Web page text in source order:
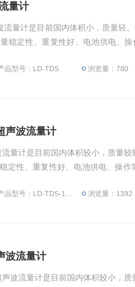
量计
流量计是目前国内体积小，质量轻
稳定性、重复性好、电池供电、
品型号：LD-TDS 浏览量：780
声波流量计
流量计是目前国内体积较小，质量
定性、重复性好、电池供电、操
品型号：LD-TDS-100H 浏览量：1392
波流量计
波流量计是目前国内体积较小，